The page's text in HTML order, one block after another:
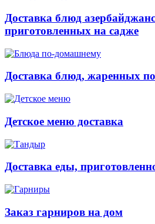
Доставка блюд
приготовленных на садже
Доставка блюд, жаренных
Детское меню доставка
Доставка еды,
Заказ гарниров на дом